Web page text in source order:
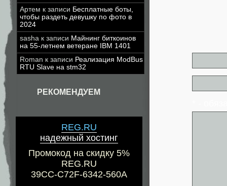
Артем к записи Бесплатные боты,
чтобы раздеть девушку по фото в
2024
sasha к записи Майнинг биткоинов
на 55-летнем ветеране IBM 1401
Roman к записи Реализация ModBus
RTU Slave на stm32
РЕКОМЕНДУЕМ
REG.RU
надежный хостинг
Промокод на скидку 5%
REG.RU
39CC-C72F-6342-560A